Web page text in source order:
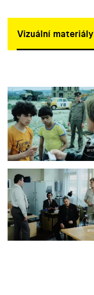
Vizuální materiály